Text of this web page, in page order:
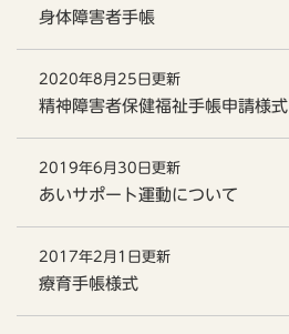
身体障害者手帳
2020年8月25日更新
精神障害者保健福祉手帳申請様式
2019年6月30日更新
あいサポート運動について
2017年2月1日更新
療育手帳様式